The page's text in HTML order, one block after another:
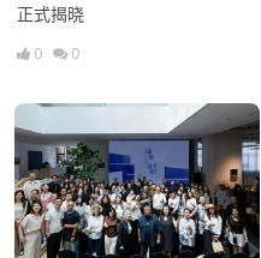
正式揭晓
0 0